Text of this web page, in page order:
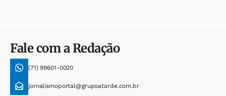
Fale com a Redação
(71) 99601-0020
jornalismoportal@grupoatarde.com.br